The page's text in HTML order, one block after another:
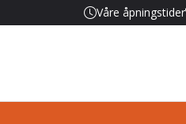
Våre åpningstider